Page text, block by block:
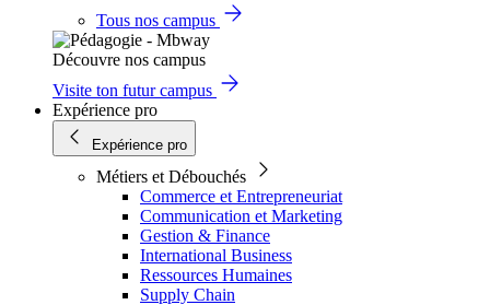
Tous nos campus
Découvre nos campus
Visite ton futur campus
Expérience pro
Expérience pro
Métiers et Débouchés
Commerce et Entrepreneuriat
Communication et Marketing
Gestion & Finance
International Business
Ressources Humaines
Supply Chain